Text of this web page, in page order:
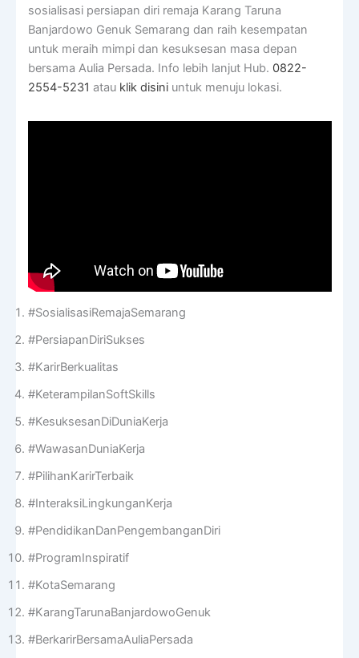
sosialisasi persiapan diri remaja Karang Taruna
Banjardowo Genuk Semarang dan raih kesempatan
untuk meraih mimpi dan kesuksesan masa depan
bersama Aulia Persada. Info lebih lanjut Hub. 0822-
2554-5231 atau klik disiniuntuk menuju lokasi.
#SosialisasiRemajaSemarang
#PersiapanDiriSukses
#KarirBerkualitas
#KeterampilanSoftSkills
#KesuksesanDiDuniaKerja
#WawasanDuniaKerja
#PilihanKarirTerbaik
#InteraksiLingkunganKerja
#PendidikanDanPengembanganDiri
#ProgramInspiratif
#KotaSemarang
#KarangTarunaBanjardowoGenuk
#BerkarirBersamaAuliaPersada